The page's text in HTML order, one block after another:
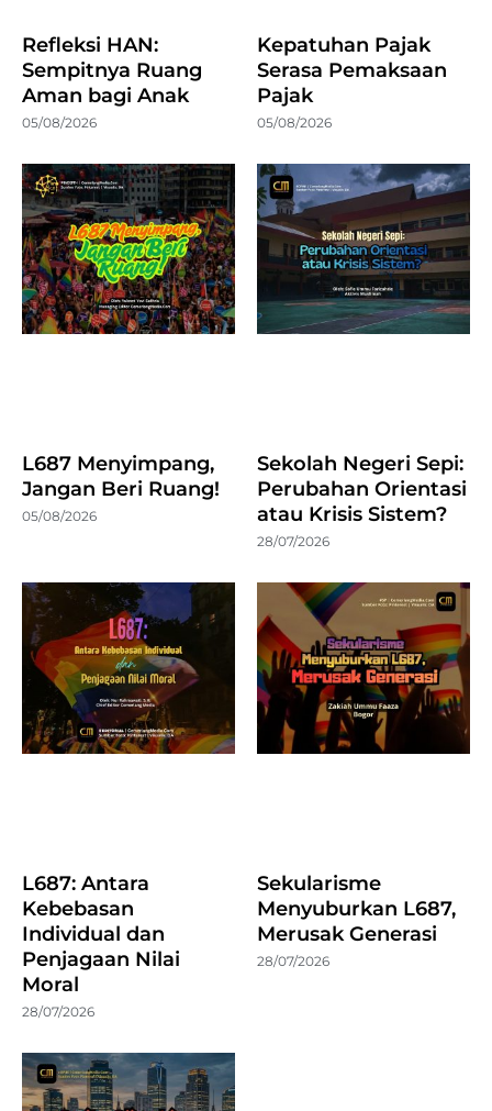
Refleksi HAN:
Sempitnya Ruang
Aman bagi Anak
05/08/2026
Kepatuhan Pajak
Serasa Pemaksaan
Pajak
05/08/2026
L687 Menyimpang,
Jangan Beri Ruang!
05/08/2026
Sekolah Negeri Sepi:
Perubahan Orientasi
atau Krisis Sistem?
28/07/2026
L687: Antara
Kebebasan
Individual dan
Penjagaan Nilai
Moral
28/07/2026
Sekularisme
Menyuburkan L687,
Merusak Generasi
28/07/2026